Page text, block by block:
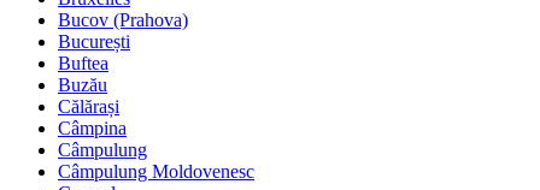
Bucov (Prahova)
București
Buftea
Buzău
Călărași
Câmpina
Câmpulung
Câmpulung Moldovenesc